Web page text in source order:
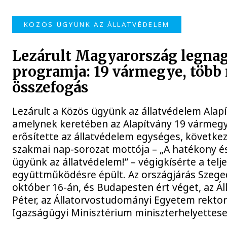
KÖZÖS ÜGYÜNK AZ ÁLLATVÉDELEM
Lezárult Magyarország
programja: 19 vármegye,
összefogás
Lezárult a Közös ügyünk az állatvédelem
amelynek keretében az Alapítvány 19
erősítette az állatvédelem egységes,
szakmai nap-sorozat mottója – „A hatékony
ügyünk az állatvédelem!” – végigkísérte a
együttműködésre épült. Az országjárás
október 16-án, és Budapesten ért véget, az
Péter, az Állatorvostudományi Egyetem
Igazságügyi Minisztérium